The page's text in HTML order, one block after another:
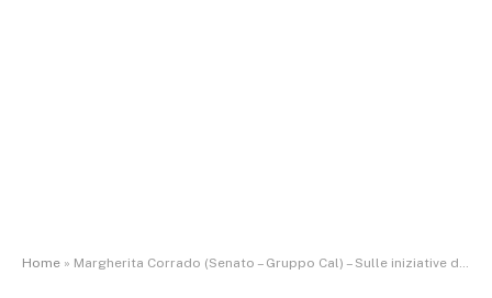
Home » Margherita Corrado (Senato – Gruppo Cal) – Sulle iniziative di solidarietà dal basso nei confronti del Procuratore della Repubblica di Catanzaro Nicola Gratteri